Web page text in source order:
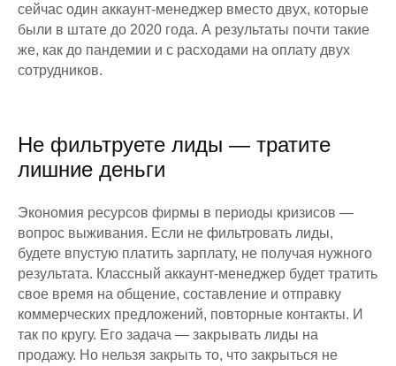
сейчас один аккаунт-менеджер вместо двух, которые
были в штате до 2020 года. А результаты почти такие
же, как до пандемии и с расходами на оплату двух
сотрудников.
Не фильтруете лиды — тратите
лишние деньги
Экономия ресурсов фирмы в периоды кризисов —
вопрос выживания. Если не фильтровать лиды,
будете впустую платить зарплату, не получая нужного
результата. Классный аккаунт-менеджер будет тратить
свое время на общение, составление и отправку
коммерческих предложений, повторные контакты. И
так по кругу. Его задача — закрывать лиды на
продажу. Но нельзя закрыть то, что закрыться не